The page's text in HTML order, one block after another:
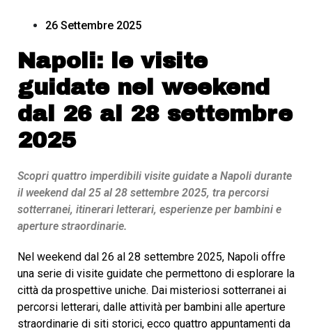
26 Settembre 2025
Napoli: le visite
guidate nel weekend
dal 26 al 28 settembre
2025
Scopri quattro imperdibili visite guidate a Napoli durante
il weekend dal 25 al 28 settembre 2025, tra percorsi
sotterranei, itinerari letterari, esperienze per bambini e
aperture straordinarie.
Nel weekend dal 26 al 28 settembre 2025, Napoli offre
una serie di visite guidate che permettono di esplorare la
città da prospettive uniche. Dai misteriosi sotterranei ai
percorsi letterari, dalle attività per bambini alle aperture
straordinarie di siti storici, ecco quattro appuntamenti da